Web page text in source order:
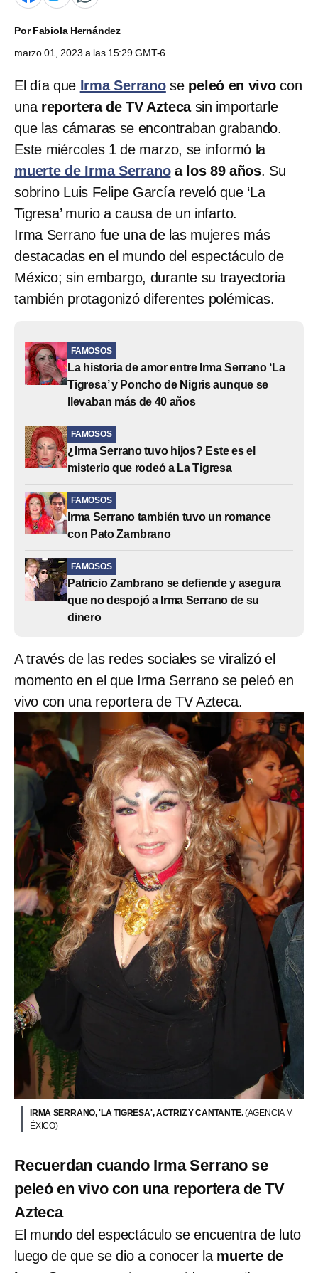
PorFabiola Hernández
marzo 01, 2023 a las 15:29 GMT-6
El día que Irma Serranose peleó en vivocon
una reportera de TV Aztecasin importarle
que las cámaras se encontraban grabando.
Este miércoles 1 de marzo, se informó la
muerte de Irma Serranoa los 89 años. Su
sobrino Luis Felipe García reveló que ‘La
Tigresa’ murio a causa de un infarto.
Irma Serrano fue una de las mujeres más
destacadas en el mundo del espectáculo de
México; sin embargo, durante su trayectoria
también protagonizó diferentes polémicas.
FAMOSOS
La historia de amor entre Irma Serrano ‘La
Tigresa’ y Poncho de Nigris aunque se
llevaban más de 40 años
FAMOSOS
¿Irma Serrano tuvo hijos? Este es el
misterio que rodeó a La Tigresa
FAMOSOS
Irma Serrano también tuvo un romance
con Pato Zambrano
FAMOSOS
Patricio Zambrano se defiende y asegura
que no despojó a Irma Serrano de su
dinero
A través de las redes sociales se viralizó el
momento en el que Irma Serrano se peleó en
vivo con una reportera de TV Azteca.
IRMA SERRANO, 'LA TIGRESA', ACTRIZ Y CANTANTE.(AGENCIA M
ÉXICO)
Recuerdan cuando Irma Serrano se
peleó en vivo con una reportera de TV
Azteca
El mundo del espectáculo se encuentra de luto
luego de que se dio a conocer la muerte de